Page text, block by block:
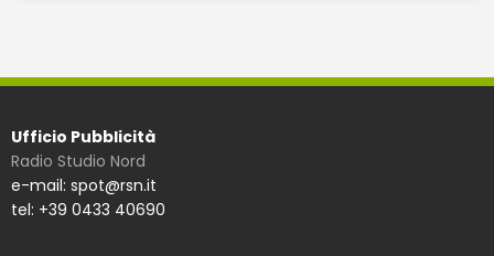
Ufficio Pubblicità
Radio Studio Nord
e-mail: spot@rsn.it
tel: +39 0433 40690